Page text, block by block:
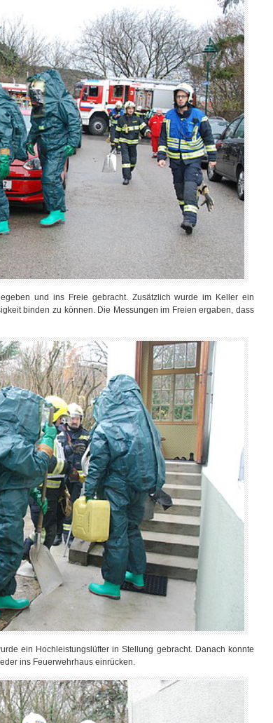
und ins Freie gebracht. Zusätzlich wurde im Keller ein
binden zu können. Die Messungen im Freien ergaben, dass
ein Hochleistungslüfter in Stellung gebracht. Danach konnte
ins Feuerwehrhaus einrücken.